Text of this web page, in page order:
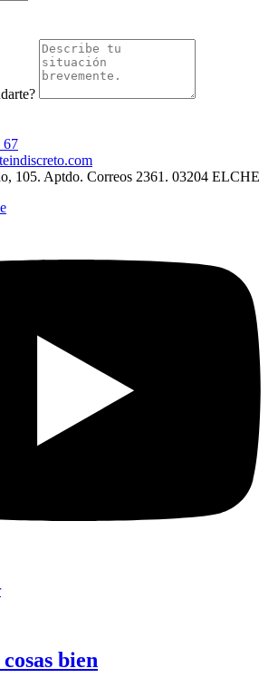
67
105. Aptdo. Correos 2361. 03204 ELCHE
bien